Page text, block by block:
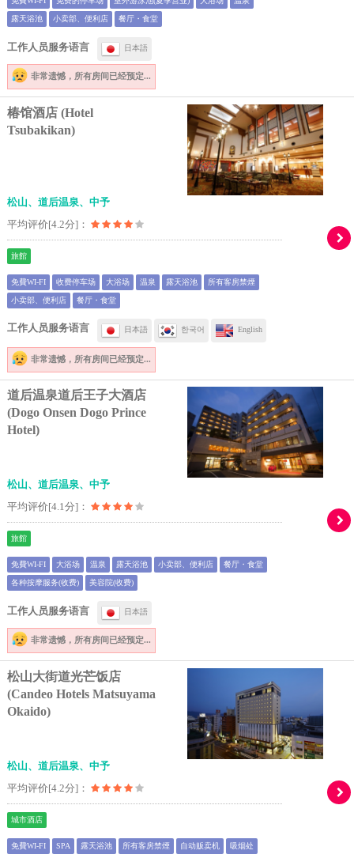
露天浴池 小卖部、便利店 餐厅・食堂
工作人员服务语言 日本語
非常遗憾， 所有房间已经预定...
椿馆酒店 (Hotel
Tsubakikan)
松山、道后温泉、中予
平均评价[4.2分]：
旅館
免費WI-FI 收费停车场 大浴场 温泉 露天浴池 所有客房禁煙
小卖部、便利店 餐厅・食堂
工作人员服务语言 日本語 한국어 English
非常遗憾， 所有房间已经预定...
道后温泉道后王子大酒店
(Dogo Onsen Dogo Prince
Hotel)
松山、道后温泉、中予
平均评价[4.1分]：
旅館
免費WI-FI 大浴场 温泉 露天浴池 小卖部、便利店 餐厅・食堂
各种按摩服务(收费) 美容院(收费)
工作人员服务语言 日本語
非常遗憾， 所有房间已经预定...
松山大街道光芒饭店
(Candeo Hotels Matsuyama
Okaido)
松山、道后温泉、中予
平均评价[4.2分]：
城市酒店
免費WI-FI SPA 露天浴池 所有客房禁煙 自动贩卖机 吸烟处